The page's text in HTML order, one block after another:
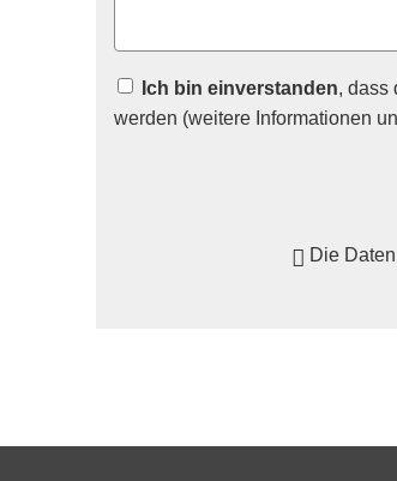
Ich bin einverstanden, dass
werden (weitere Informationen
Die